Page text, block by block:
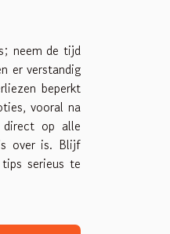
neem de tijd
er verstandig
beperkt
vooral na
op alle
over is. Blijf
serieus te